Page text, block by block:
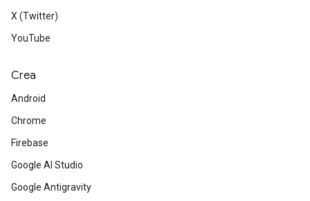
X (Twitter)
YouTube
Crea
Android
Chrome
Firebase
Google AI Studio
Google Antigravity